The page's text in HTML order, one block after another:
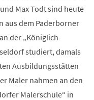
Max Todt sind heute
aus dem Paderborner
der „Königlich-
studiert, damals
Ausbildungsstätten
Maler nahmen an den
Malerschule“ in